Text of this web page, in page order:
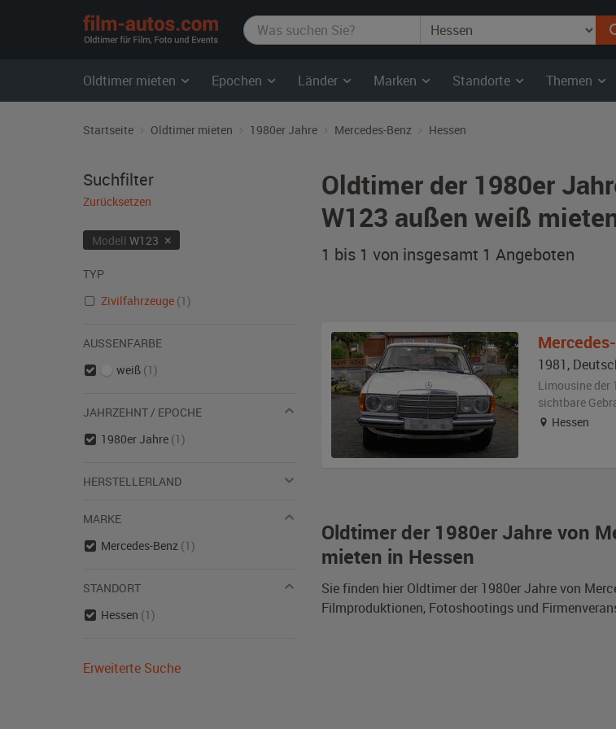
film-
autos.com
Oldtimer mieten Epochen Länder Marken Standorte Themen
Startseite Oldtimer mieten 1980er Jahre Mercedes-Benz Hessen
Oldtimer der 1980er
W123 außen weiß
1 bis 1 von insgesamt 1 Angeboten
Oldtimer der 1980er Jahre von
mieten in Hessen
Sie finden hier Oldtimer der 1980er Jahre von
Filmproduktionen, Fotoshootings und
1981,
Limousine der
sichtbare
Hessen
Suchfilter
Zurücksetzen
Modell W123 ×
TYP
Zivilfahrzeuge (1)
AUSSENFARBE
weiß (1)
JAHRZEHNT / EPOCHE
1980er Jahre (1)
HERSTELLERLAND
MARKE
Mercedes-Benz (1)
STANDORT
Hessen (1)
Erweiterte Suche